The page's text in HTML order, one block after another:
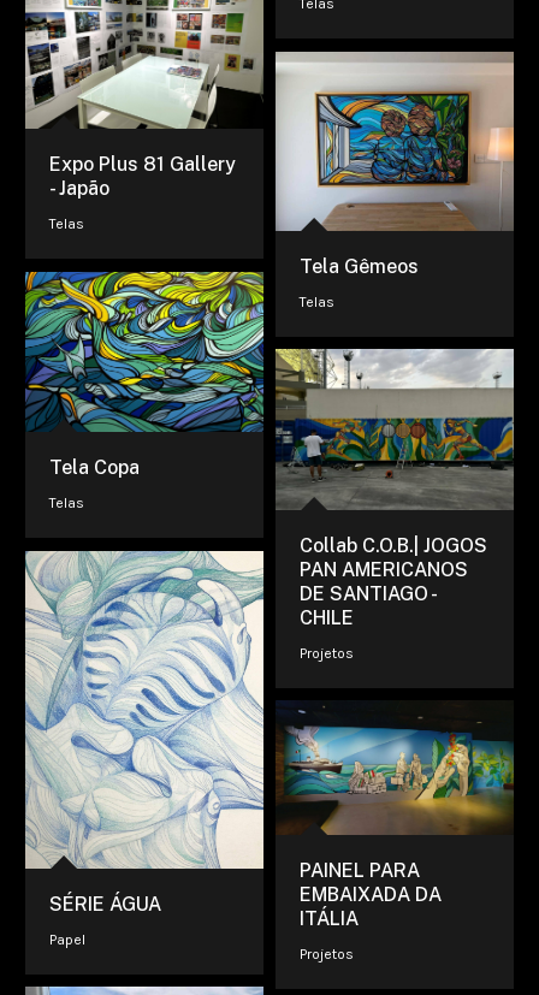
Telas
Expo Plus 81 Gallery
- Japão
Telas
Tela Gêmeos
Telas
Tela Copa
Telas
Collab C.O.B.| JOGOS
PAN AMERICANOS
DE SANTIAGO -
CHILE
Projetos
SÉRIE ÁGUA
Papel
PAINEL PARA
EMBAIXADA DA
ITÁLIA
Projetos